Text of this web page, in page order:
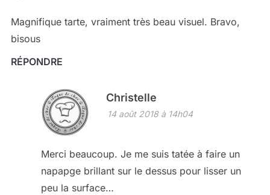
Magnifique tarte, vraiment très beau visuel. Bravo,
bisous
RÉPONDRE
Christelle
14 août 2018 à 14h04
Merci beaucoup. Je me suis tatée à faire un
napapge brillant sur le dessus pour lisser un
peu la surface…